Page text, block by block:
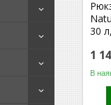
30
1
В